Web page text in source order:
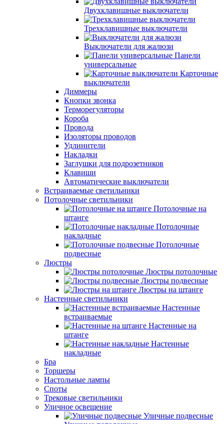
Двухклавишные выключатели
Трехклавишные выключатели
Выключатели для жалюзи
Панели
универсальные
Карточные
выключатели
Диммеры
Кнопки звонка
Терморегуляторы
Короба
Провода
Изоляторы проводов
Удлинители
Накладки
Заглушки для подрозетников
Клавиши
Автоматические выключатели
Встраиваемые светильники
Потолочные светильники
Потолочные на
штанге
Потолочные
накладные
Потолочные
подвесные
Люстры
Люстры потолочные
Люстры подвесные
Люстры на штанге
Настенные светильники
Настенные
встраиваемые
Настенные на
штанге
Настенные
накладные
Бра
Торшеры
Настольные лампы
Споты
Трековые светильники
Уличное освещение
Уличные подвесные